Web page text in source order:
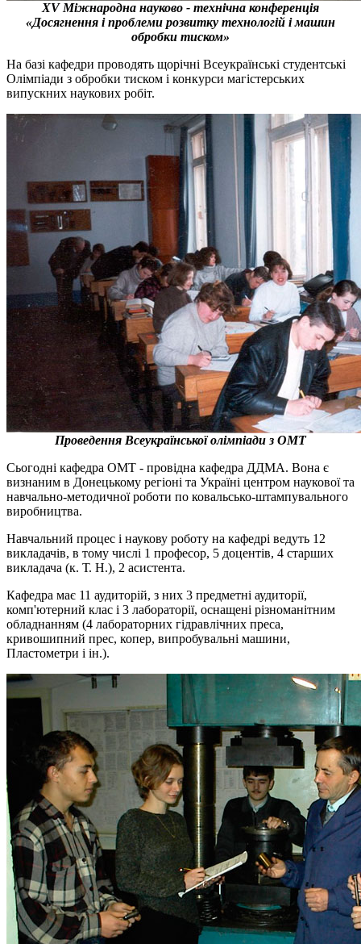
XV Міжнародна науково - технічна конференція
«Досягнення і проблеми розвитку технологій і машин
обробки тиском»
На базі кафедри проводять щорічні Всеукраїнські студентські
Олімпіади з обробки тиском і конкурси магістерських
випускних наукових робіт.
Проведення Всеукраїнської олімпіади з ОМТ
Сьогодні кафедра ОМТ - провідна кафедра ДДМА. Вона є
визнаним в Донецькому регіоні та Україні центром наукової та
навчально-методичної роботи по ковальсько-штампувального
виробництва.
Навчальний процес і наукову роботу на кафедрі ведуть 12
викладачів, в тому числі 1 професор, 5 доцентів, 4 старших
викладача (к. Т. Н.), 2 асистента.
Кафедра має 11 аудиторій, з них 3 предметні аудиторії,
комп'ютерний клас і 3 лабораторії, оснащені різноманітним
обладнанням (4 лабораторних гідравлічних преса,
кривошипний прес, копер, випробувальні машини,
Пластометри і ін.).